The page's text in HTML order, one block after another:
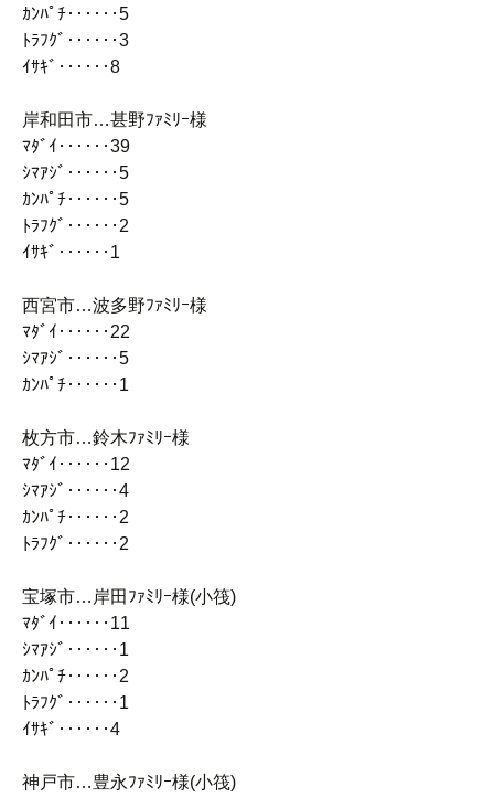
ｶﾝﾊﾟﾁ‥‥‥5
ﾄﾗﾌｸﾞ‥‥‥3
ｲｻｷﾞ‥‥‥8
岸和田市…甚野ﾌｧﾐﾘｰ様
ﾏﾀﾞｲ‥‥‥39
ｼﾏｱｼﾞ‥‥‥5
ｶﾝﾊﾟﾁ‥‥‥5
ﾄﾗﾌｸﾞ‥‥‥2
ｲｻｷﾞ‥‥‥1
西宮市…波多野ﾌｧﾐﾘｰ様
ﾏﾀﾞｲ‥‥‥22
ｼﾏｱｼﾞ‥‥‥5
ｶﾝﾊﾟﾁ‥‥‥1
枚方市…鈴木ﾌｧﾐﾘｰ様
ﾏﾀﾞｲ‥‥‥12
ｼﾏｱｼﾞ‥‥‥4
ｶﾝﾊﾟﾁ‥‥‥2
ﾄﾗﾌｸﾞ‥‥‥2
宝塚市…岸田ﾌｧﾐﾘｰ様(小筏)
ﾏﾀﾞｲ‥‥‥11
ｼﾏｱｼﾞ‥‥‥1
ｶﾝﾊﾟﾁ‥‥‥2
ﾄﾗﾌｸﾞ‥‥‥1
ｲｻｷﾞ‥‥‥4
神戸市…豊永ﾌｧﾐﾘｰ様(小筏)